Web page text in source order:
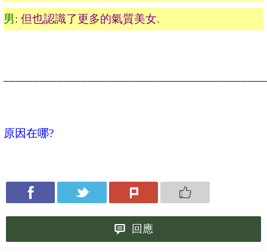
男: 但也認識了更多的氣質美女.
原因在哪?
回應